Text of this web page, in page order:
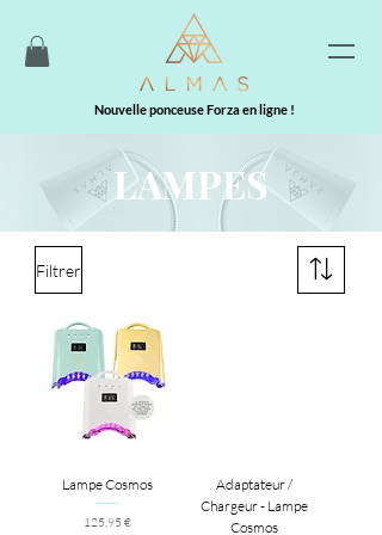
Nouvelle ponceuse Forza en ligne !
LAMPES
Filtrer
Lampe Cosmos
Prix
125,95 €
Adaptateur /
Chargeur - Lampe
Cosmos